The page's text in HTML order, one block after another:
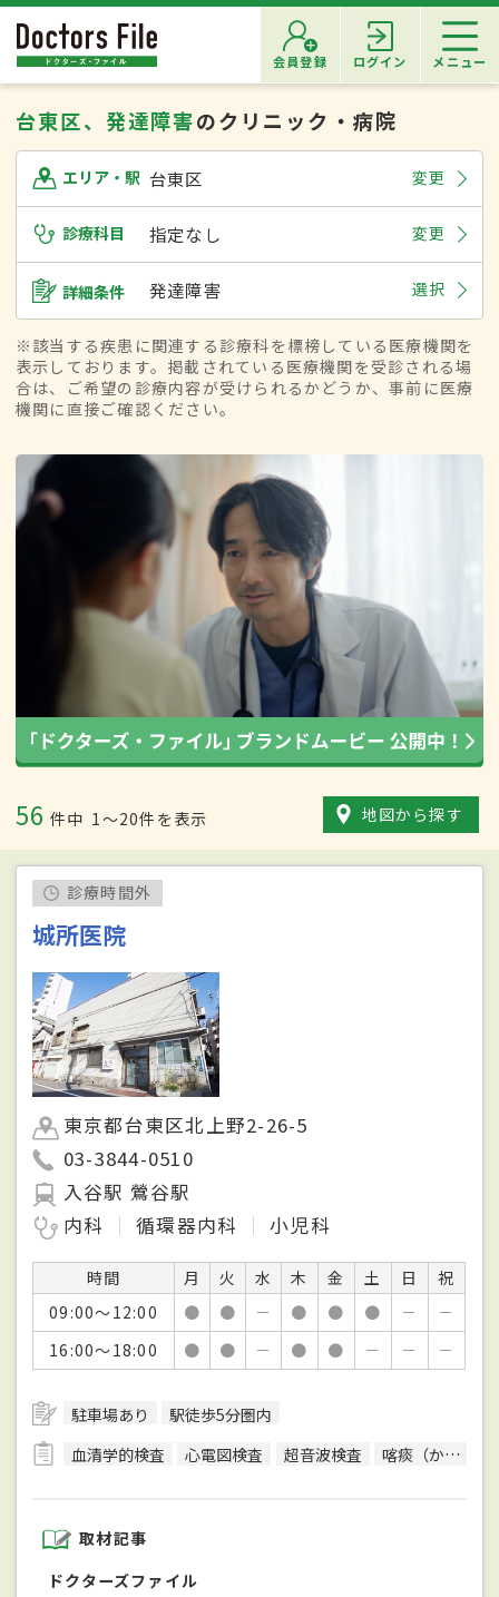
会員登録 ログイン メニュー
台東区、発達障害のクリニック・病院
エリア・駅 台東区 変更
診療科目 指定なし 変更
詳細条件 発達障害 選択
※該当する疾患に関連する診療科を標榜している医療機関を
表示しております。掲載されている医療機関を受診される場
合は、ご希望の診療内容が受けられるかどうか、事前に医療
機関に直接ご確認ください。
56 件中 1〜20件を表示 地図から探す
診療時間外
城所医院
東京都台東区北上野2-26-5
03-3844-0510
入谷駅 鶯谷駅
内科
循環器内科 小児科
時間 月 火 水 木 金 土 日
祝
09:00～12:00
● ● － ● ● ● －
－
16:00～18:00
● ● － ● ● － － －
駐車場あり
駅徒歩5分圏内
血清学的検査
心電図検査 超音波検査 喀痰（かくたん）検査
取材記事
ドクターズファイル